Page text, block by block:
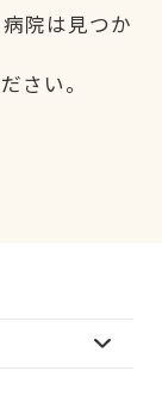
院は見つか
さい。